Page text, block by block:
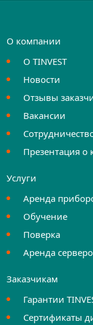
О компании
О TINVEST
Новости
Отзывы
Вакансии
Презентация о
Услуги
Аренда
Обучение
Поверка
Аренда
Заказчикам
Гарантии
Сертификаты